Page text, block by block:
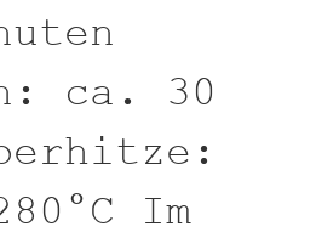
ca. 30
Im